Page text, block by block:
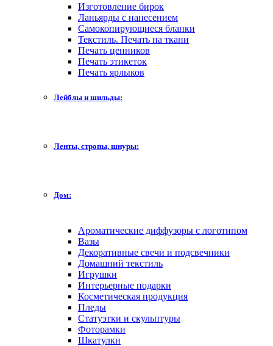
Изготовление бирок
Ланьярды с нанесением
Самокопирующиеся бланки
Текстиль. Печать на ткани
Печать ценников
Печать этикеток
Печать ярлыков
Лейблы и шильды:
Ленты, стропы, шнуры:
Дом:
Ароматические диффузоры с логотипом
Вазы
Декоративные свечи и подсвечники
Домашний текстиль
Игрушки
Интерьерные подарки
Косметическая продукция
Пледы
Статуэтки и скульптуры
Фоторамки
Шкатулки